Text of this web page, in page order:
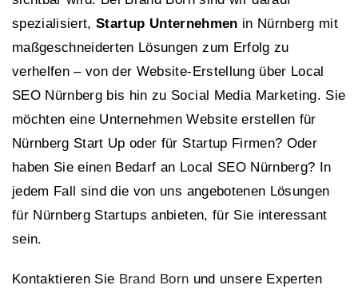
spezialisiert,Startup Unternehmen in Nürnberg mit
maßgeschneiderten Lösungen zum Erfolg zu
verhelfen – von der Website-Erstellung über Local
SEO Nürnberg bis hin zu Social Media Marketing. Sie
möchten eine Unternehmen Website erstellen für
Nürnberg Start Up oder für Startup Firmen? Oder
haben Sie einen Bedarf an Local SEO Nürnberg? In
jedem Fall sind die von uns angebotenen Lösungen
für Nürnberg Startups anbieten, für Sie interessant
sein.
Kontaktieren Sie Brand Born und unsere Experten